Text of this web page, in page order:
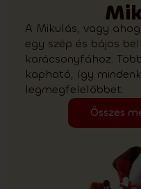
A Mikulás, vagy
egy szép és bájos
karácsonyfához.
kapható, így
legmegfelelőbbet.
Összes